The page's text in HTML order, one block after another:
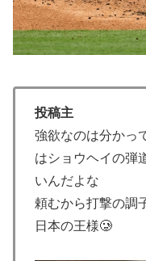
だぞ」
▶ 海外「日本人は何
日本の食品、買っ
→ 「長崎の原爆投
りも焼夷弾爆撃の
▶
上昇中のロケット
ト、大丈夫なの……
う？」
投稿主
強欲なのは分かっ
はショウヘイの弾
いんだよな
頼むから打撃の調
日本の王様🥲